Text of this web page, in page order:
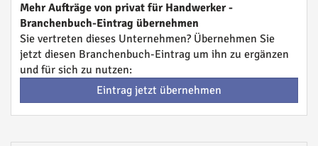
Mehr Aufträge von privat für Handwerker -
Branchenbuch-Eintrag übernehmen
Sie vertreten dieses Unternehmen? Übernehmen Sie
jetzt diesen Branchenbuch-Eintrag um ihn zu ergänzen
und für sich zu nutzen:
Eintrag jetzt übernehmen